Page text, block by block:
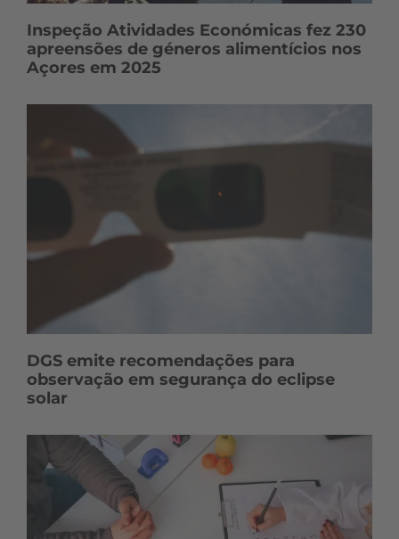
Inspeção Atividades Económicas fez 230
apreensões de géneros alimentícios nos
Açores em 2025
DGS emite recomendações para
observação em segurança do eclipse
solar